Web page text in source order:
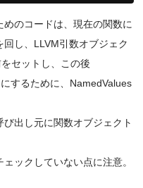
のコードは、現在の関数に
し、LLVM引数オブジェク
セットし、この後
するために、NamedValues
出し元に関数オブジェクト
ックしていない点に注意。